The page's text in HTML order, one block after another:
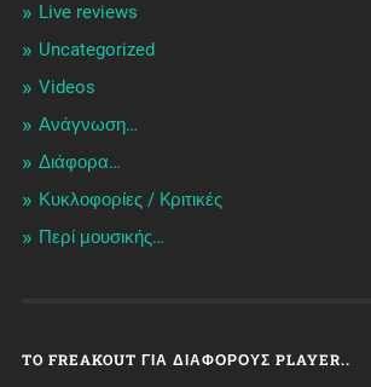
Live reviews
Uncategorized
Videos
Ανάγνωση…
Διάφορα…
Κυκλοφορίες / Kριτικές
Περί μουσικής…
TO FREAKOUT ΓΙΑ ΔΙΆΦΟΡΟΥΣ PLAYER..